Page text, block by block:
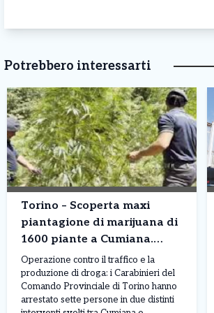
Potrebbero interessarti
Torino – Scoperta maxi
piantagione di marijuana di
1600 piante a Cumiana.
Sette arresti
Operazione contro il traffico e la
produzione di droga: i Carabinieri del
Comando Provinciale di Torino hanno
arrestato sette persone in due distinti